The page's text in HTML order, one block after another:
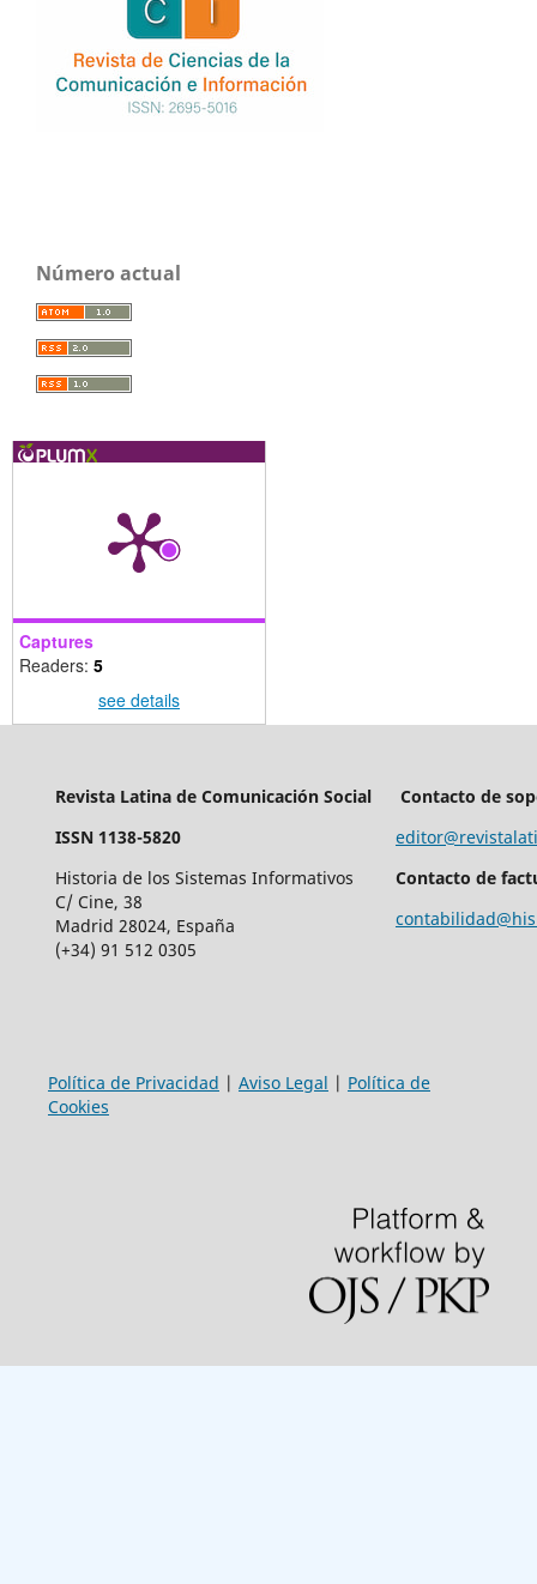
Número actual
Captures
Readers: 5
see details
Revista Latina de Comunicación Social
ISSN 1138-5820
Historia de los Sistemas Informativos
C/ Cine, 38
Madrid 28024, España
(+34) 91 512 0305
Contacto de
Contacto de
Política de Privacidad | Aviso Legal | Política de
Cookies